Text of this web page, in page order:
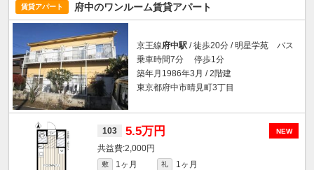
賃貸アパート 府中のワンルーム賃貸アパート
京王線府中駅 / 徒歩20分 / 明星学苑 バス
乗車時間7分 停歩1分
築年月1986年3月 / 2階建
東京都府中市晴見町3丁目
NEW
103 5.5万円
2,000円
敷 1ヶ月 礼
1ヶ月